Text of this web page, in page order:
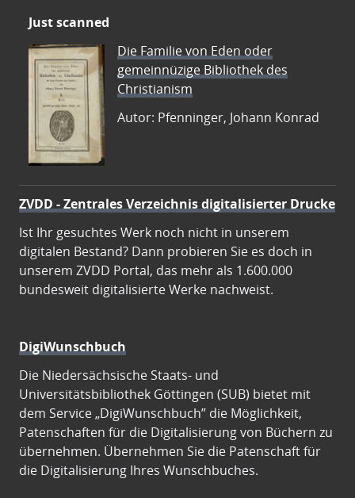
Just scanned
Die Familie von Eden oder
gemeinnüzige Bibliothek des
Christianism
Autor: Pfenninger, Johann Konrad
ZVDD - Zentrales Verzeichnis digitalisierter Drucke
Ist Ihr gesuchtes Werk noch nicht in unserem
digitalen Bestand? Dann probieren Sie es doch in
unserem ZVDD Portal, das mehr als 1.600.000
bundesweit digitalisierte Werke nachweist.
DigiWunschbuch
Die Niedersächsische Staats- und
Universitätsbibliothek Göttingen (SUB) bietet mit
dem Service „DigiWunschbuch” die Möglichkeit,
Patenschaften für die Digitalisierung von Büchern zu
übernehmen. Übernehmen Sie die Patenschaft für
die Digitalisierung Ihres Wunschbuches.